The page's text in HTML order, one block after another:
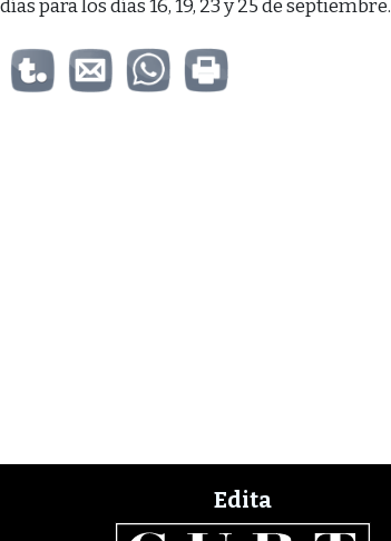
para los días 16, 19, 23 y 25 de septiembre.
Edita